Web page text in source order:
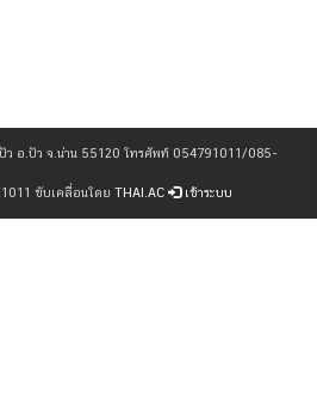
ว อ.ปัว จ.น่าน 55120 โทรศัพท์ 054791011/085-
ขับเคลื่อนโดย THAI.AC เข้าระบบ